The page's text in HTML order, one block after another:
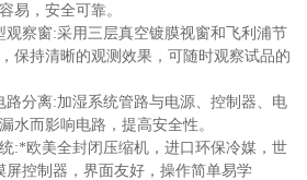
易，安全可靠。
观察窗:采用三层真空镀膜视窗和飞利浦节
保持清晰的观测效果，可随时观察试品的
路分离:加湿系统管路与电源、控制器、电
水而影响电路，提高安全性。
:*欧美全封闭压缩机，进口环保冷媒，世
控制器，界面友好，操作简单易学